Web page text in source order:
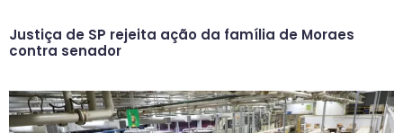
Justiça de SP rejeita ação da família de Moraes
contra senador